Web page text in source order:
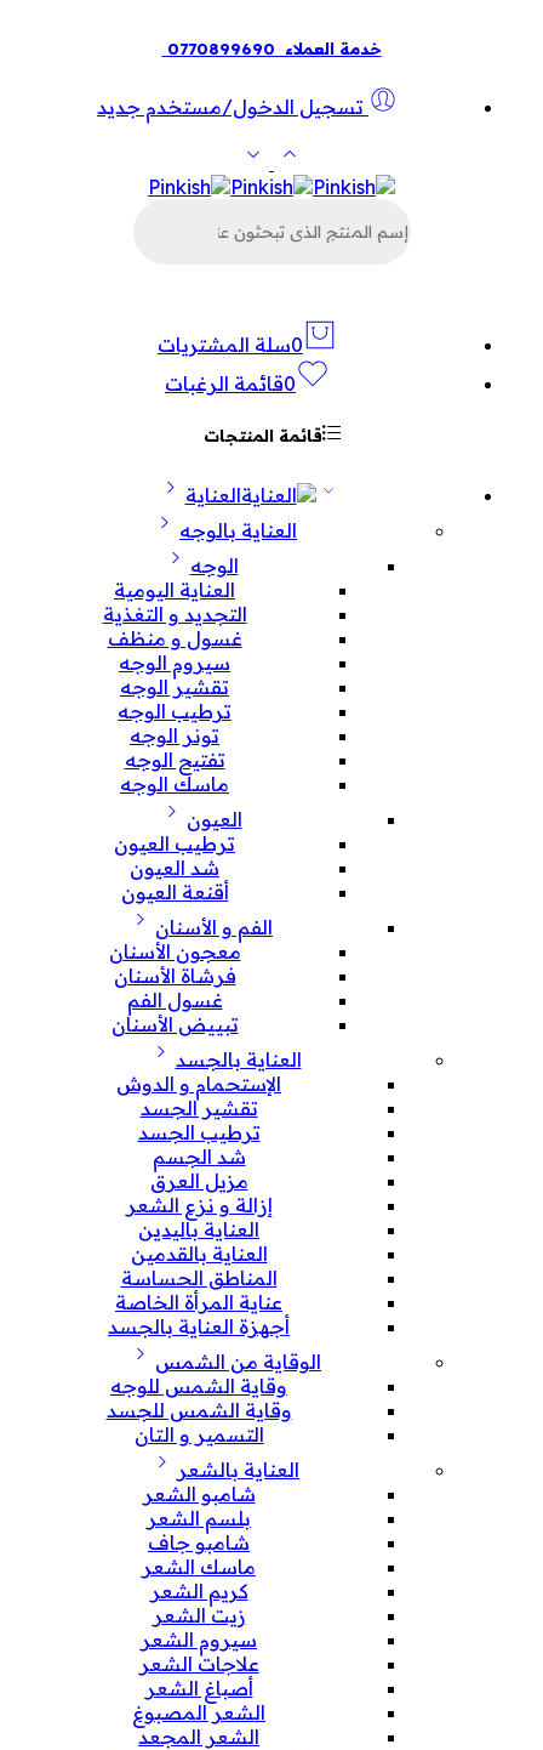
خدمة العملاء 0770899690
تسجيل الدخول/مستخدم جديد
عن
0سلة المشتريات
0قائمة الرغبات
قائمة المنتجات
العناية
العناية بالوجه
الوجه
العناية اليومية
التجديد و التغذية
غسول و منظف
سيروم الوجه
تقشير الوجه
ترطيب الوجه
تونر الوجه
تفتيح الوجه
ماسك الوجه
العيون
ترطيب العيون
شد العيون
أقنعة العيون
الفم و الأسنان
معجون الأسنان
فرشاة الأسنان
غسول الفم
تبييض الأسنان
العناية بالجسد
الإستحمام و الدوش
تقشير الجسد
ترطيب الجسد
شد الجسم
مزيل العرق
إزالة و نزع الشعر
العناية باليدين
العناية بالقدمين
المناطق الحساسة
عناية المرأة الخاصة
أجهزة العناية بالجسد
الوقاية من الشمس
وقاية الشمس للوجه
وقاية الشمس للجسد
التسمير و التان
العناية بالشعر
شامبو الشعر
بلسم الشعر
شامبو جاف
ماسك الشعر
كريم الشعر
زيت الشعر
سيروم الشعر
علاجات الشعر
أصباغ الشعر
الشعر المصبوغ
الشعر المجعد